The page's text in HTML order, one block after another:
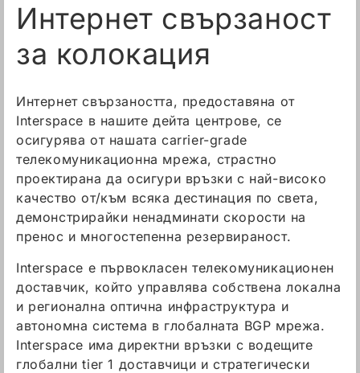
Интернет свързаност
за колокация
Интернет свързаността, предоставяна от
Interspace в нашите дейта центрове, се
осигурява от нашата carrier-grade
телекомуникационна мрежа, страстно
проектирана да осигури връзки с най-високо
качество от/към всяка дестинация по света,
демонстрирайки ненадминати скорости на
пренос и многостепенна резервираност.
Interspace е първокласен телекомуникационен
доставчик, който управлява собствена локална
и регионална оптична инфраструктура и
автономна система в глобалната BGP мрежа.
Interspace има директни връзки с водещите
глобални tier 1 доставчици и стратегически